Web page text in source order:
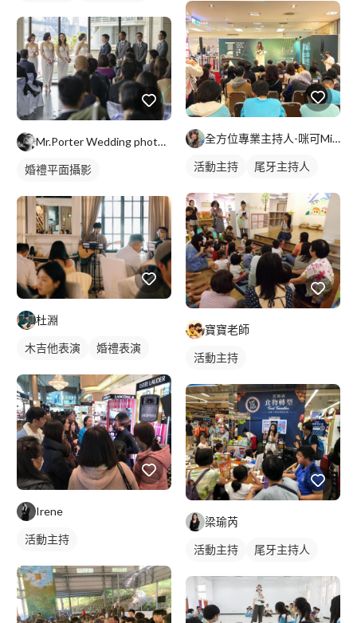
Mr.Porter Wedding photography
婚禮平面攝影
杜淵
木吉他表演 婚禮表演
Irene
活動主持
全方位專業主持人-咪可Miko
活動主持 尾牙主持人
寶寶老師
活動主持
梁瑜芮
活動主持 尾牙主持人